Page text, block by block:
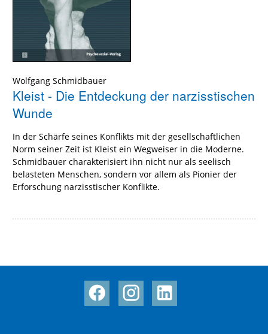
Wolfgang Schmidbauer
Kleist - Die Entdeckung der narzisstischen
Wunde
In der Schärfe seines Konflikts mit der gesellschaftlichen
Norm seiner Zeit ist Kleist ein Wegweiser in die Moderne.
Schmidbauer charakterisiert ihn nicht nur als seelisch
belasteten Menschen, sondern vor allem als Pionier der
Erforschung narzisstischer Konflikte.